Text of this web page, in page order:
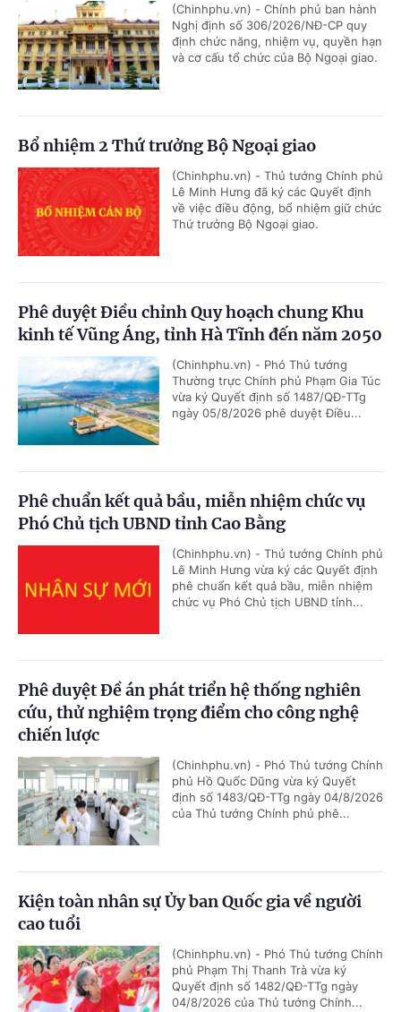
(Chinhphu.vn) - Chính phủ ban hành
Nghị định số 306/2026/NĐ-CP quy
định chức năng, nhiệm vụ, quyền hạn
và cơ cấu tổ chức của Bộ Ngoại giao.
Bổ nhiệm 2 Thứ trưởng Bộ Ngoại giao
(Chinhphu.vn) - Thủ tướng Chính phủ
Lê Minh Hưng đã ký các Quyết định
về việc điều động, bổ nhiệm giữ chức
Thứ trưởng Bộ Ngoại giao.
Phê duyệt Điều chỉnh Quy hoạch chung Khu
kinh tế Vũng Áng, tỉnh Hà Tĩnh đến năm 2050
(Chinhphu.vn) - Phó Thủ tướng
Thường trực Chính phủ Phạm Gia Túc
vừa ký Quyết định số 1487/QĐ-TTg
ngày 05/8/2026 phê duyệt Điều...
Phê chuẩn kết quả bầu, miễn nhiệm chức vụ
Phó Chủ tịch UBND tỉnh Cao Bằng
(Chinhphu.vn) - Thủ tướng Chính phủ
Lê Minh Hưng vừa ký các Quyết định
phê chuẩn kết quả bầu, miễn nhiệm
chức vụ Phó Chủ tịch UBND tỉnh...
Phê duyệt Đề án phát triển hệ thống nghiên
cứu, thử nghiệm trọng điểm cho công nghệ
chiến lược
(Chinhphu.vn) - Phó Thủ tướng Chính
phủ Hồ Quốc Dũng vừa ký Quyết
định số 1483/QĐ-TTg ngày 04/8/2026
của Thủ tướng Chính phủ phê...
Kiện toàn nhân sự Ủy ban Quốc gia về người
cao tuổi
(Chinhphu.vn) - Phó Thủ tướng Chính
phủ Phạm Thị Thanh Trà vừa ký
Quyết định số 1482/QĐ-TTg ngày
04/8/2026 của Thủ tướng Chính...